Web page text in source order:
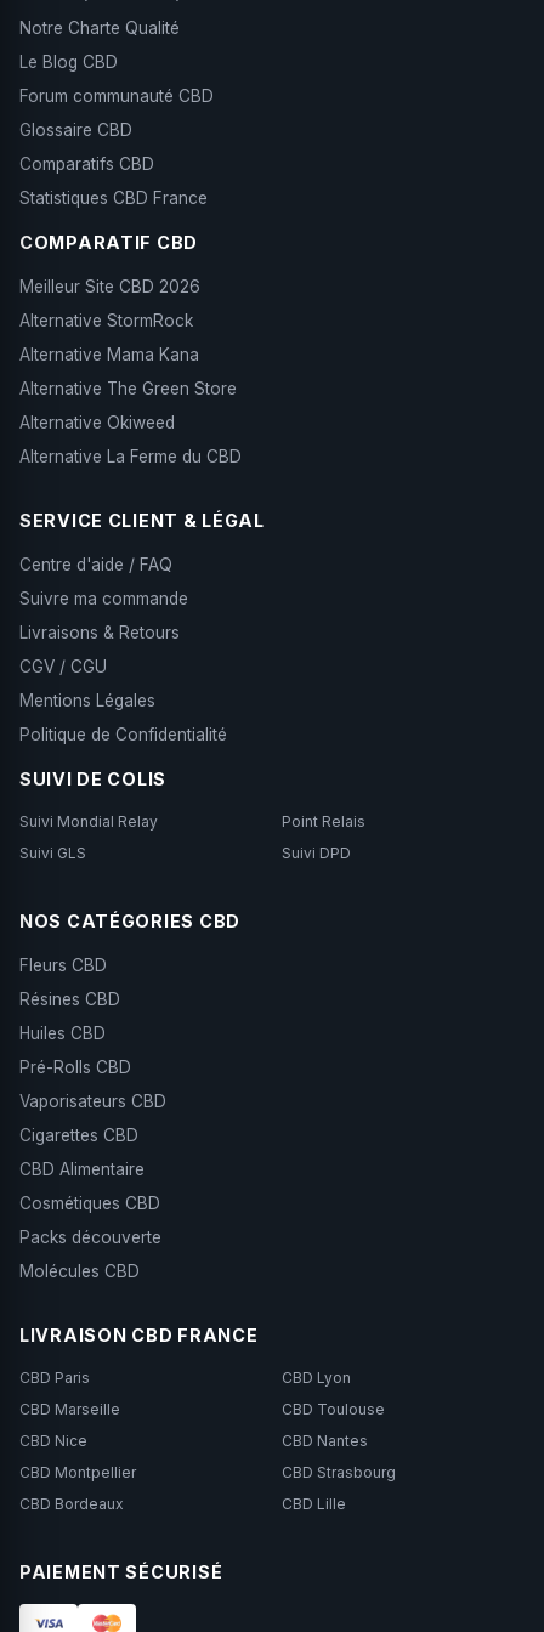
Notre Charte Qualité
Le Blog CBD
Forum communauté CBD
Glossaire CBD
Comparatifs CBD
Statistiques CBD France
COMPARATIF CBD
Meilleur Site CBD 2026
Alternative StormRock
Alternative Mama Kana
Alternative The Green Store
Alternative Okiweed
Alternative La Ferme du CBD
SERVICE CLIENT & LÉGAL
Centre d'aide / FAQ
Suivre ma commande
Livraisons & Retours
CGV / CGU
Mentions Légales
Politique de Confidentialité
SUIVI DE COLIS
Suivi Mondial Relay
Point Relais
Suivi GLS
Suivi DPD
NOS CATÉGORIES CBD
Fleurs CBD
Résines CBD
Huiles CBD
Pré-Rolls CBD
Vaporisateurs CBD
Cigarettes CBD
CBD Alimentaire
Cosmétiques CBD
Packs découverte
Molécules CBD
LIVRAISON CBD FRANCE
CBD Paris
CBD Lyon
CBD Marseille
CBD Toulouse
CBD Nice
CBD Nantes
CBD Montpellier
CBD Strasbourg
CBD Bordeaux
CBD Lille
PAIEMENT SÉCURISÉ